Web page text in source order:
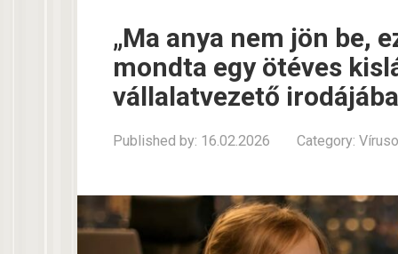
„Ma anya nem jön be,
mondta egy ötéves
vállalatvezető
Published by: 16.02.2026 Category: